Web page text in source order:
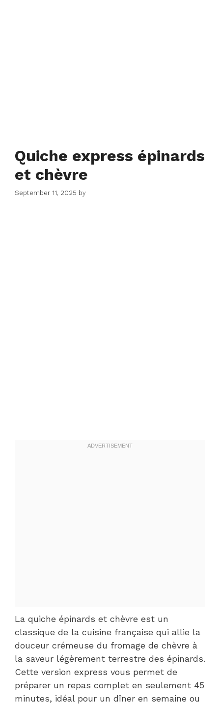
Quiche express épinards
et chèvre
September 11, 2025 by
La quiche épinards et chèvre est un
classique de la cuisine française qui allie la
douceur crémeuse du fromage de chèvre à
la saveur légèrement terrestre des épinards.
Cette version express vous permet de
préparer un repas complet en seulement 45
minutes, idéal pour un dîner en semaine ou